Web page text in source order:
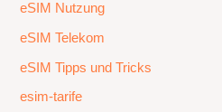
eSIM Nutzung
eSIM Telekom
eSIM Tipps und Tricks
esim-tarife